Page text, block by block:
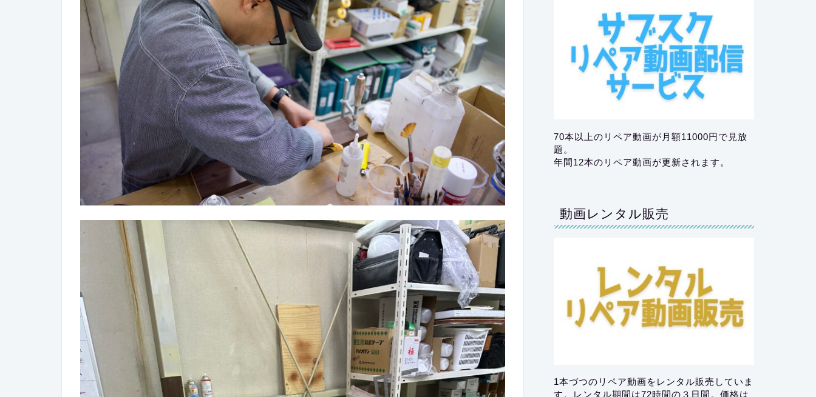
70本以上のリペア動画が月額11000円で見放
題。
年間12本のリペア動画が更新されます。
動画レンタル販売
1本づつのリペア動画をレンタル販売していま
す。レンタル期間は72時間の３日間。価格は